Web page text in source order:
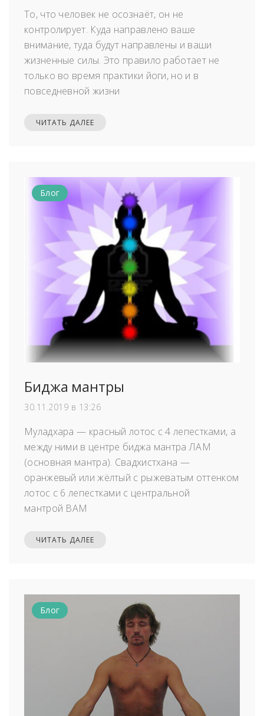
То, что человек не осознаёт, он не
контролирует. Куда направлено ваше
внимание, туда будут направлены и ваши
жизненные силы. Это правило работает не
только во время практики йоги, но и в
повседневной жизни
ЧИТАТЬ ДАЛЕЕ
Блог
Биджа мантры
30.11.2019 в 13:26
Муладхара — красный лотос с 4 лепестками, а
между ними в центре биджа мантра ЛАМ
(основная мантра). Свадхистхана —
оранжевый или жёлтый с рыжеватым оттенком
лотос с 6 лепестками с центральной
мантрой ВАМ
ЧИТАТЬ ДАЛЕЕ
Блог